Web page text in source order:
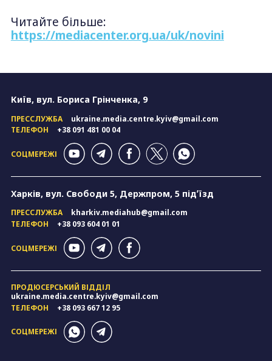
Читайте більше:
https://mediacenter.org.ua/uk/novini
Київ, вул. Бориса Грінченка, 9
ПРЕССЛУЖБА
ukraine.media.centre.kyiv@gmail.com
ТЕЛЕФОН
+38 091 481 00 04
СОЦМЕРЕЖІ
Харків, вул. Свободи 5, Держпром, 5 підʼїзд
ПРЕССЛУЖБА
kharkiv.mediahub@gmail.com
ТЕЛЕФОН
+38 093 604 01 01
СОЦМЕРЕЖІ
ПРОДЮСЕРСЬКИЙ ВІДДІЛ
ukraine.media.centre.kyiv@gmail.com
ТЕЛЕФОН
+38 093 667 12 95
СОЦМЕРЕЖІ